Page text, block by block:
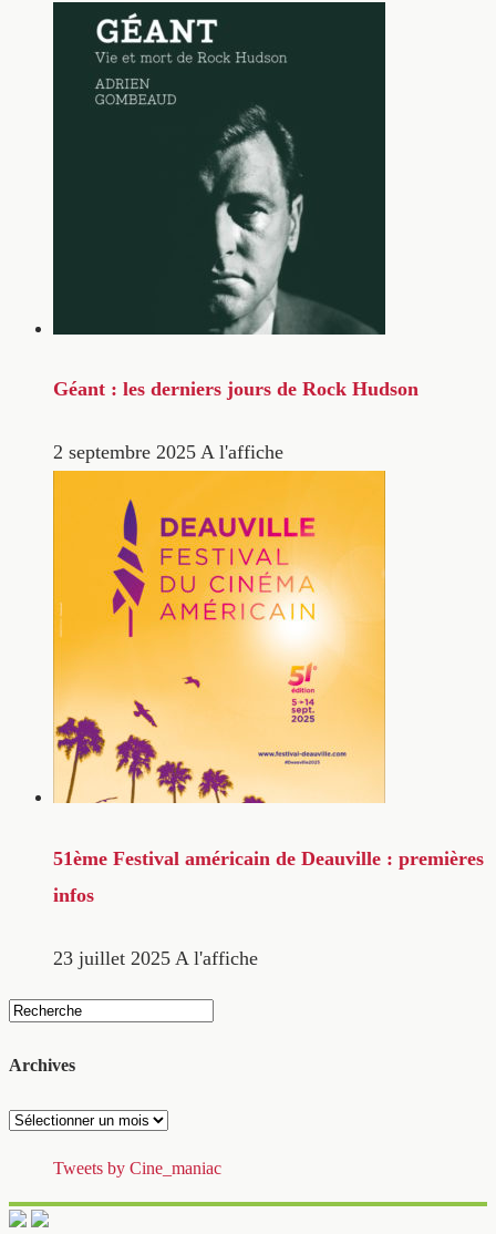
Géant : les derniers jours de Rock Hudson
2 septembre 2025 A l'affiche
51ème Festival américain de Deauville : premières
infos
23 juillet 2025 A l'affiche
Archives
Archives
Tweets by Cine_maniac